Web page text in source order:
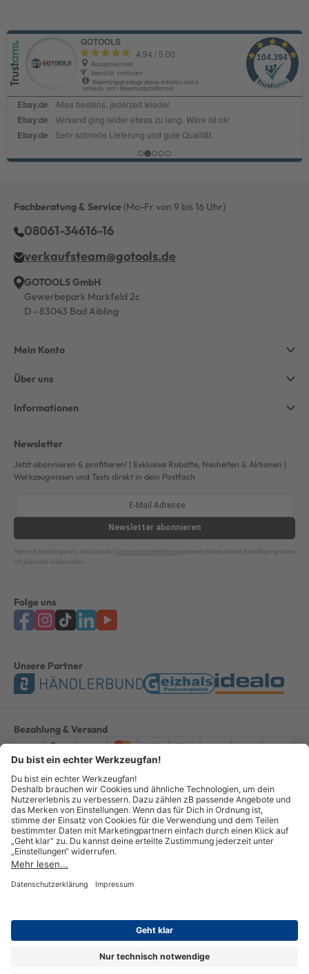
Fachberatung & Service (Mo-Fr von 9 bis 16 Uhr)
08061-34616-16
verkaufsteam@gotools.de
GOTOOLS GmbH
Gewerbepark Markfeld 2c
D - 83043 Bad Aibling
Mein Konto
Über uns
Informationen
Newsletter
Jetzt abonnieren & profitieren! | Exklusive Rabatte, Neuheiten & Aktionen |
Werkzeugwissen und Tests direkt in dein Postfach
Newsletter abonnieren
Hiermit bestätige ich, dass ich die Datenschutzerklärung gelesen habe. Meine Einwilligung kann
ich jederzeit widerrufen.
Folge uns
Unsere Partner
Bezahlung & Versand
ImpressumAGBDatenschutzWiderruf Vertrag widerrufen
Alle Preise verstehen sich inkl. ges. MwSt. *Kostenloser Versand innerhalb
Deutschlands, bei Bestellungen ab 100,00 Euro.
© Copyright 2026 GOTOOLS GmbH - Alle Rechte vorbehalten. powered by
createyourtemplate